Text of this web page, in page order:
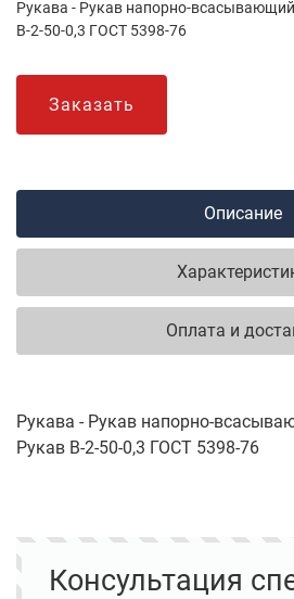
Рукава - Рукав напорно-
В-2-50-0,3 ГОСТ 5398-76
Заказать
Описание
Оплата и
Рукава - Рукав напорно-
Рукав В-2-50-0,3 ГОСТ 5398-76
Консультация